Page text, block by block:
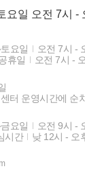
요일 오전 7시 -
요일
오전 7시 -
휴일
오전 7시 -
터 운영시간에 순
요일
오전 9시 -
시간
낮 12시 - 오